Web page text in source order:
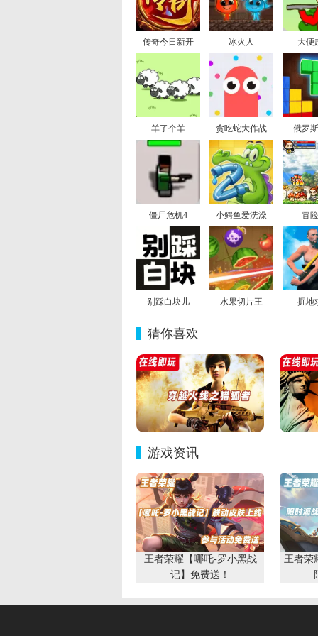
传奇今日新开 冰火人 大便
羊了个羊 贪吃蛇大作战 俄罗
僵尸危机4 小鳄鱼爱洗澡 冒
别踩白块儿 水果切片王 掘地
猜你喜欢
游戏资讯
王者荣耀【哪吒-罗小黑战
记】免费送！
王者荣